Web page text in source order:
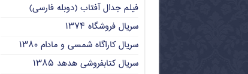
فیلم جدال آفتاب (دوبله فارسی)
سریال فروشگاه ۱۳۷۴
سریال کاراگاه شمسی و مادام ۱۳۸۰
سریال کتابفروشی هدهد ۱۳۸۵